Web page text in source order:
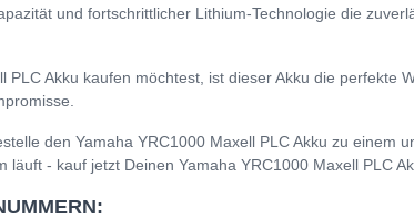
und fortschrittlicher Lithium-Technologie die
PLC Akku kaufen möchtest, ist dieser Akku die perfekte
den Yamaha YRC1000 Maxell PLC Akku zu einem
läuft - kauf jetzt Deinen Yamaha YRC1000 Maxell PLC